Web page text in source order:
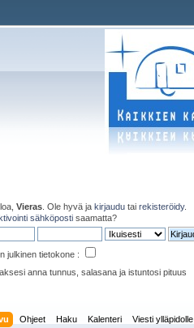
Vieras . Ole hyvä jakirjaudu tairekisteröidy.
sähköposti saamatta?
julkinen tietokone :
anna tunnus, salasana ja istuntosi pituus
Ohjeet Haku Kalenteri Viesti ylläpidolle